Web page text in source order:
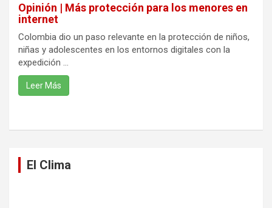
Opinión | Más protección para los menores en
internet
Colombia dio un paso relevante en la protección de niños,
niñas y adolescentes en los entornos digitales con la
expedición ...
Leer Más
El Clima